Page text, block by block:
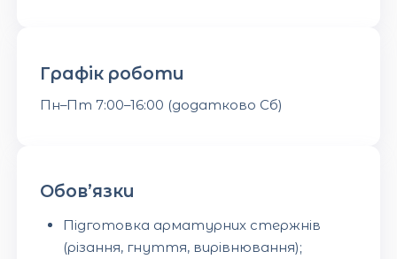
Графік роботи
Пн–Пт 7:00–16:00 (додатково Сб)
Обов’язки
Підготовка арматурних стержнів
(різання, гнуття, вирівнювання);